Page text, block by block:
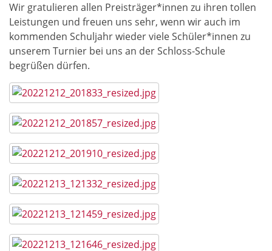
Wir gratulieren allen Preisträger*innen zu ihren tollen
Leistungen und freuen uns sehr, wenn wir auch im
kommenden Schuljahr wieder viele Schüler*innen zu
unserem Turnier bei uns an der Schloss-Schule
begrüßen dürfen.